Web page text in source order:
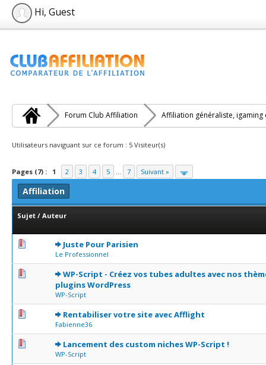
Hi, Guest
Forum Club Affiliation Affiliation généraliste, igaming
Utilisateurs naviguant sur ce forum : 5 Visiteur(s)
Pages (7) : 1 2 3 4 5 ... 7 Suivant »
Affiliation
Sujet / Auteur
Juste Pour Parisien
Le Professionnel
0 Votes - 0 sur 5 en moyenne
1 2345
WP-Script - Créez vos tubes adultes avec nos
plugins WordPress
WP-Script
0 Votes - 0 sur 5 en moyenne
1 2 345
Rentabiliser votre site avec Afflight
Fabienne36
0 Votes - 0 sur 5 en moyenne
12345
Lancement des custom niches WP-Script !
WP-Script
0 Votes - 0 sur 5 en moyenne
12 345